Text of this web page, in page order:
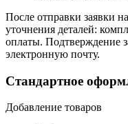
После отправки заявки
уточнения деталей:
оплаты. Подтверждение
электронную почту.
Стандартное
Добавление товаров